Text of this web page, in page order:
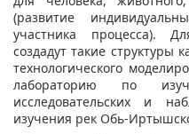
(развитие
участника процесса).
создадут такие структуры
технологического
лабораторию по
исследовательских и
изучения рек Обь-